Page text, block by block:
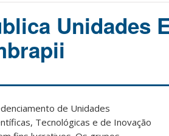
Unidades
de Unidades
Tecnológicas e de Inovação